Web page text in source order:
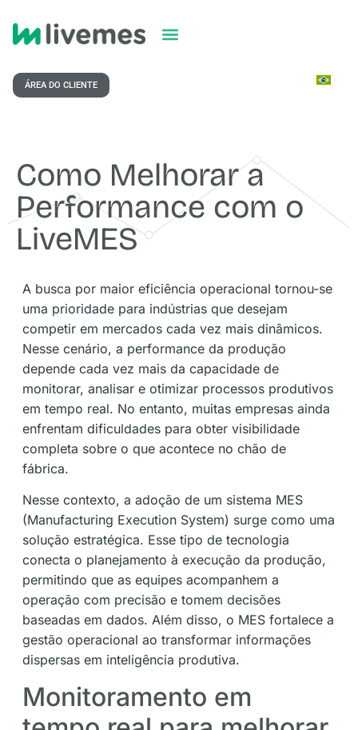
ÁREA DO CLIENTE
Como Melhorar a
Performance com o
LiveMES
A busca por maior eficiência operacional tornou-se
uma prioridade para indústrias que desejam
competir em mercados cada vez mais dinâmicos.
Nesse cenário, a performance da produção
depende cada vez mais da capacidade de
monitorar, analisar e otimizar processos produtivos
em tempo real. No entanto, muitas empresas ainda
enfrentam dificuldades para obter visibilidade
completa sobre o que acontece no chão de
fábrica.
Nesse contexto, a adoção de um sistema MES
(Manufacturing Execution System) surge como uma
solução estratégica. Esse tipo de tecnologia
conecta o planejamento à execução da produção,
permitindo que as equipes acompanhem a
operação com precisão e tomem decisões
baseadas em dados. Além disso, o MES fortalece a
gestão operacional ao transformar informações
dispersas em inteligência produtiva.
Monitoramento em